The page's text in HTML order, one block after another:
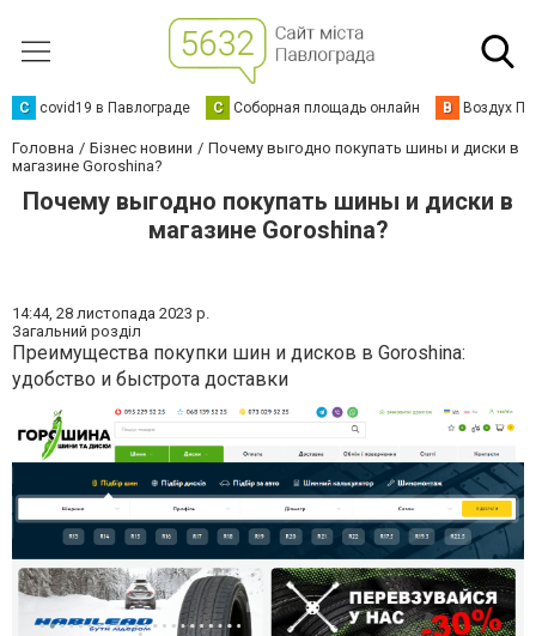
C covid19 в Павлограде С Соборная площадь онлайн В Воздух
Головна Бізнес новини
Почему выгодно покупать шины и диски в
магазине Goroshina?
Почему выгодно покупать шины и диски в
магазине Goroshina?
14:44, 28 листопада 2023 р.
Загальний розділ
Преимущества покупки шин и дисков в Goroshina:
удобство и быстрота доставки